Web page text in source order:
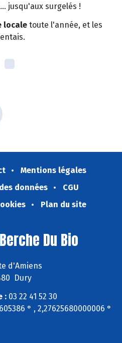
jusqu'aux surgelés !
locale toute l'année, et les
Mentions légales
données
CGU
Plan du site
Du Bio
d'Amiens
Dury
: 03 22 41 52 30
° , 2,27625680000006 °